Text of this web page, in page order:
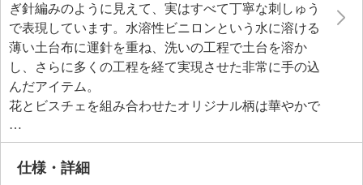
ぎ針編みのように見えて、実はすべて丁寧な刺しゅう
で表現しています。水溶性ビニロンという水に溶ける
薄い土台布に運針を重ね、洗いの工程で土台を溶か
し、さらに多くの工程を経て実現させた非常に手の込
んだアイテム。
花とビスチェを組み合わせたオリジナル柄は華やかで
ありながら、透けすぎない絶妙なバランス。後ろ身頃
は畦編みのニット地を使用し、背中をすっきり、全身
をほっそりと見せるデザインに。伸縮性があるので動
仕様・詳細